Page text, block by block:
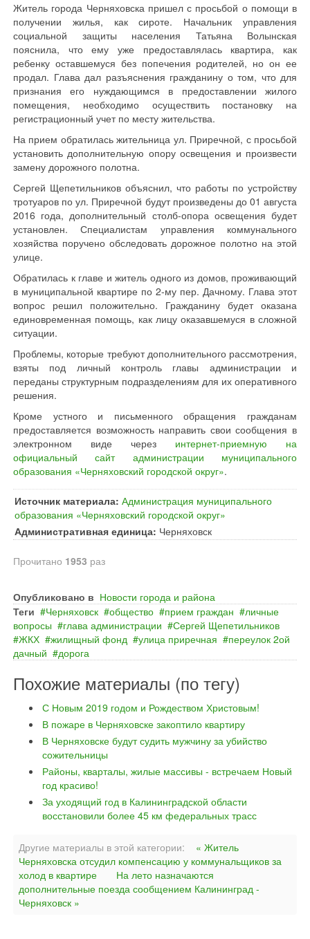
Житель города Черняховска пришел с просьбой о помощи в
получении жилья, как сироте. Начальник управления
социальной защиты населения Татьяна Волынская
пояснила, что ему уже предоставлялась квартира, как
ребенку оставшемуся без попечения родителей, но он ее
продал. Глава дал разъяснения гражданину о том, что для
признания его нуждающимся в предоставлении жилого
помещения, необходимо осуществить постановку на
регистрационный учет по месту жительства.
На прием обратилась жительница ул. Приречной, с просьбой
установить дополнительную опору освещения и произвести
замену дорожного полотна.
Сергей Щепетильников объяснил, что работы по устройству
тротуаров по ул. Приречной будут произведены до 01 августа
2016 года, дополнительный столб-опора освещения будет
установлен. Специалистам управления коммунального
хозяйства поручено обследовать дорожное полотно на этой
улице.
Обратилась к главе и житель одного из домов, проживающий
в муниципальной квартире по 2-му пер. Дачному. Глава этот
вопрос решил положительно. Гражданину будет оказана
единовременная помощь, как лицу оказавшемуся в сложной
ситуации.
Проблемы, которые требуют дополнительного рассмотрения,
взяты под личный контроль главы администрации и
переданы структурным подразделениям для их оперативного
решения.
Кроме устного и письменного обращения гражданам
предоставляется возможность направить свои сообщения в
электронном виде через интернет-приемную на
официальный сайт администрации муниципального
образования «Черняховский городской округ».
Источник материала: Администрация муниципального
образования «Черняховский городской округ»
Административная единица: Черняховск
Прочитано 1953 раз
Опубликовано в Новости города и района
Теги
Черняховск общество прием граждан
личные
вопросы
глава администрации
Сергей Щепетильников
ЖКХ
жилищный фонд улица приречная
переулок 2ой
дачный
дорога
Похожие материалы (по тегу)
С Новым 2019 годом и Рождеством Христовым!
В пожаре в Черняховске закоптило квартиру
В Черняховске будут судить мужчину за убийство
сожительницы
Районы, кварталы, жилые массивы - встречаем Новый
год красиво!
За уходящий год в Калининградской области
восстановили более 45 км федеральных трасс
Другие материалы в этой категории:
« Житель
Черняховска отсудил компенсацию у коммунальщиков за
холод в квартире
На лето назначаются
дополнительные поезда сообщением Калининград -
Черняховск »